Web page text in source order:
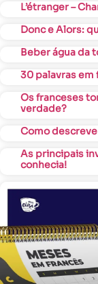
L’étranger –
Donc e Alors:
Beber água da
30 palavras
Os franceses
verdade?
Como
As principais
conhecia!